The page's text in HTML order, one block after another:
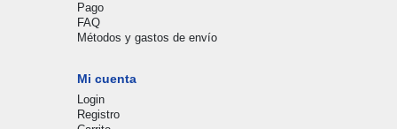
Pago
FAQ
Métodos y gastos de envío
Mi cuenta
Login
Registro